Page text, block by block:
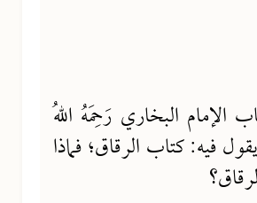
الإمام البخاري رَحِمَهُ اللهُ
فيه: كتاب الرقاق؛ فماذا